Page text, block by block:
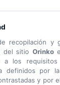
recopilación y
del sitio Orinko
a los
definidos por
y por